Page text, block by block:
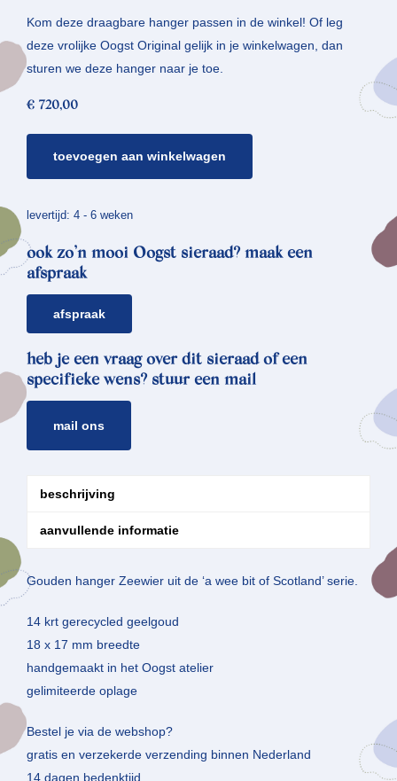
Kom deze draagbare hanger passen in de winkel! Of leg
deze vrolijke Oogst Original gelijk in je winkelwagen, dan
sturen we deze hanger naar je toe.
€ 720,00
aantal
toevoegen aan winkelwagen
levertijd: 4 - 6 weken
ook zo’n mooi Oogst sieraad? maak een
afspraak
afspraak
heb je een vraag over dit sieraad of een
specifieke wens? stuur een mail
mail ons
beschrijving
aanvullende informatie
Gouden hanger Zeewier uit de ‘a wee bit of Scotland’ serie.
14 krt gerecycled geelgoud
18 x 17 mm breedte
handgemaakt in het Oogst atelier
gelimiteerde oplage
Bestel je via de webshop?
gratis en verzekerde verzending binnen Nederland
14 dagen bedenktijd